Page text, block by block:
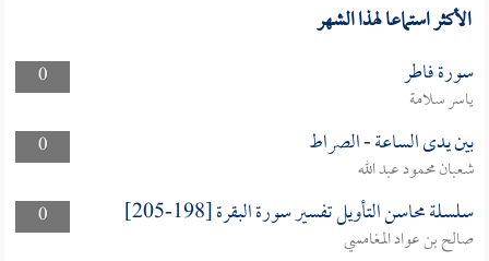
الأكثر استماعا لهذا الشهر
0 سورة فاطر
ياسر سلامة
0
بين يدى الساعة - الصراط
شعبان محمود عبد الله
0
سلسلة محاسن التأويل تفسير سورة البقرة [198-205]
صالح بن عواد المغامسي